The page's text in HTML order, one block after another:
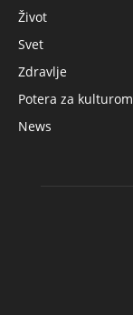
Život
Svet
Zdravlje
Potera za kulturom
News